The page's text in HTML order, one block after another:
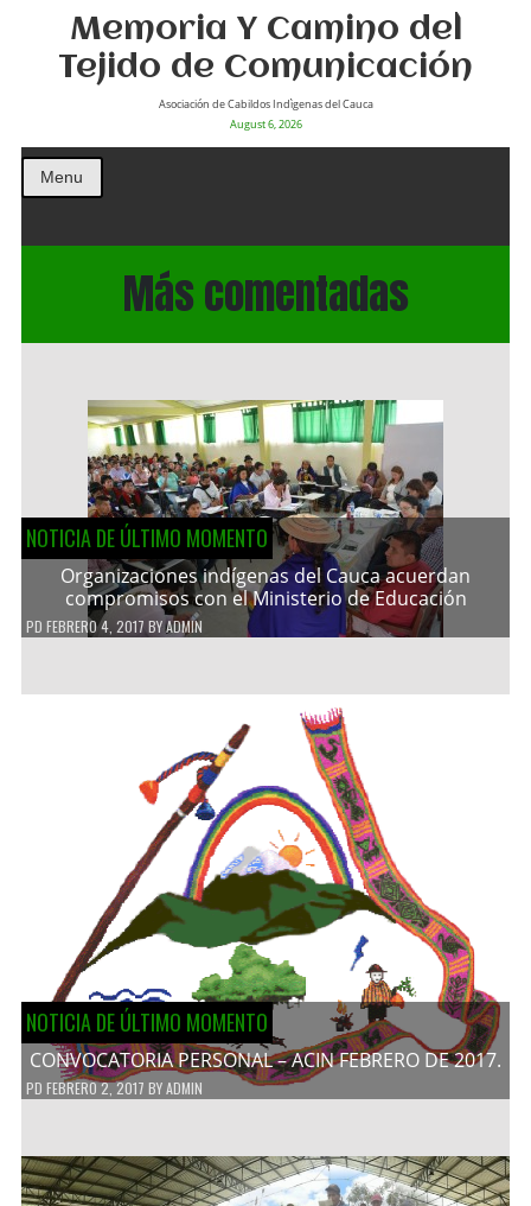
Memoria Y Camino del
Tejido de Comunicación
Asociación de Cabildos Indìgenas del Cauca
August 6, 2026
Menu
Más comentadas
NOTICIA DE ÚLTIMO MOMENTO
Organizaciones indígenas del Cauca acuerdan
compromisos con el Ministerio de Educación
PD FEBRERO 4, 2017 BYADMIN
NOTICIA DE ÚLTIMO MOMENTO
CONVOCATORIA PERSONAL – ACIN FEBRERO DE 2017.
PD FEBRERO 2, 2017 BYADMIN